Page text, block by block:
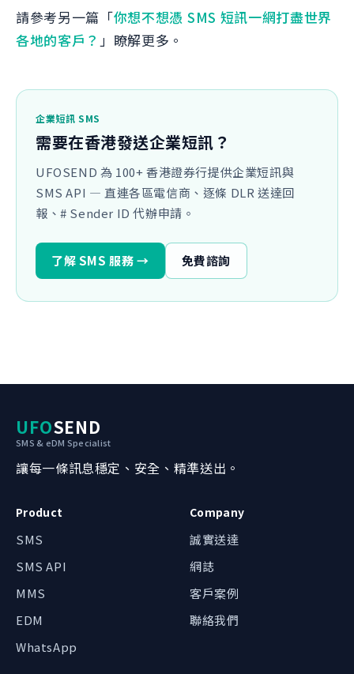
請參考另一篇「你想不想憑 SMS 短訊一網打盡世界
各地的客戶？ 」瞭解更多。
企業短訊 SMS
需要在香港發送企業短訊？
UFOSEND 為 100+ 香港證券行提供企業短訊與
SMS API — 直連各區電信商、逐條 DLR 送達回
報、# Sender ID 代辦申請。
了解 SMS 服務 → 免費諮詢
UFOSEND
SMS & eDM Specialist
讓每一條訊息穩定、安全、精準送出。
Product
SMS
SMS API
MMS
EDM
WhatsApp
Company
誠實送達
網誌
客戶案例
聯絡我們
我哋可以點幫到你？